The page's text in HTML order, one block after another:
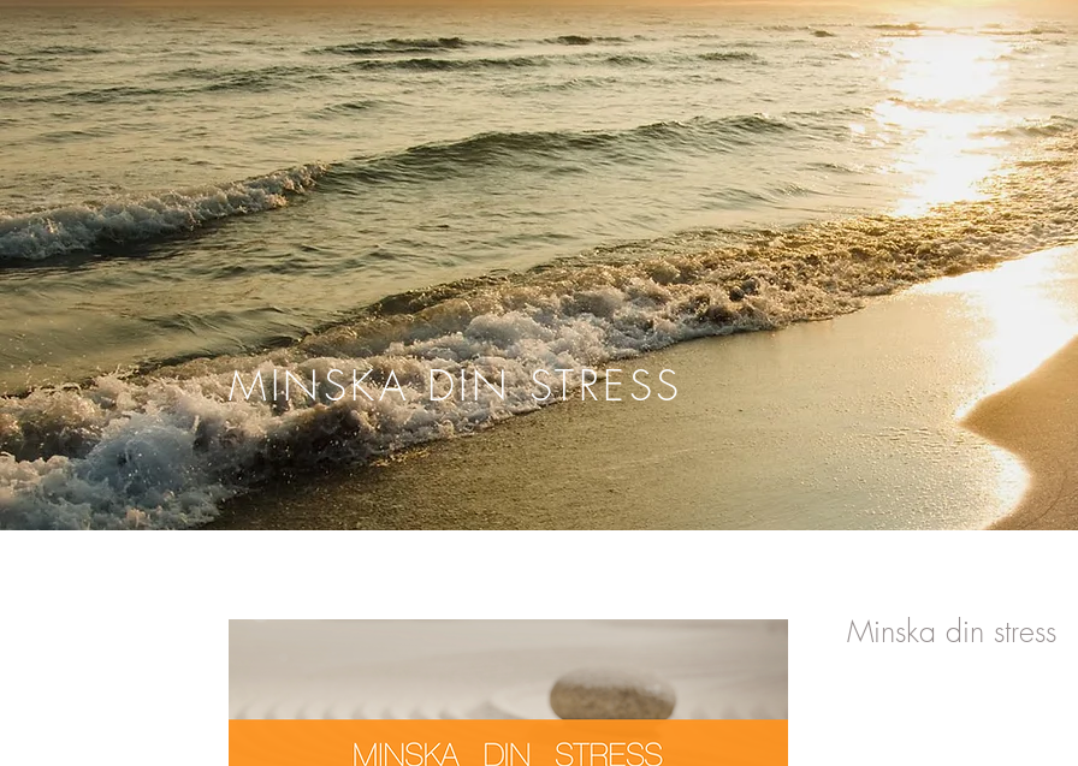
MINSKA DIN STRESS
Minska din stress